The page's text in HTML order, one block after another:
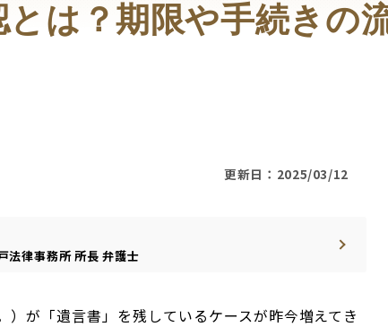
は？期限や手続きの
更新日：2025/03/12
法律事務所所長 弁護士
が「遺言書」を残しているケースが昨今増えてき